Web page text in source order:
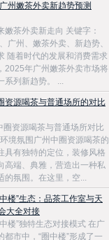
州嫩茶外卖新趋势预测
嫩茶外卖新走向 关键字：
广州、嫩茶外卖、新趋势、
随着时代的发展和消费需求
2025年广州嫩茶外卖市场将
系列新趋势。 ...
资源喝茶与普通场所的对比
圈资源喝茶与普通场所对比
境氛围广州中圈资源喝茶的
具有独特的定位，装修风格
高端、典雅，营造出一种私
的氛围。在这里，空...
楼”生态：品茶工作室与天
大全对接
楼”独特生态对接模式 在广
都市中，“圈中楼”形成了一